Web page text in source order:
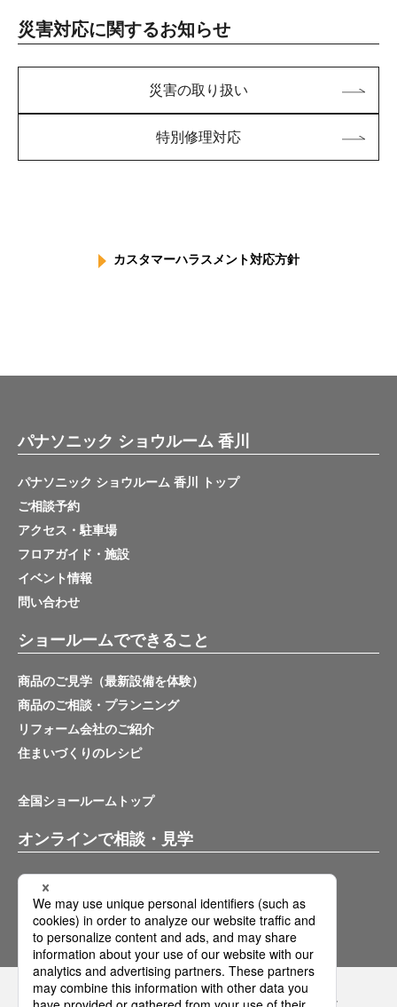
災害対応に関するお知らせ
災害の取り扱い
特別修理対応
カスタマーハラスメント対応方針
パナソニック ショウルーム 香川
パナソニック ショウルーム 香川 トップ
ご相談予約
アクセス・駐車場
フロアガイド・施設
イベント情報
問い合わせ
ショールームでできること
商品のご見学（最新設備を体験）
商品のご相談・プランニング
リフォーム会社のご紹介
住まいづくりのレシピ
全国ショールームトップ
オンラインで相談・見学
バーチャルショールーム
オンライン相談サービス
Panasonicの住まい・くらし SNSアカウント